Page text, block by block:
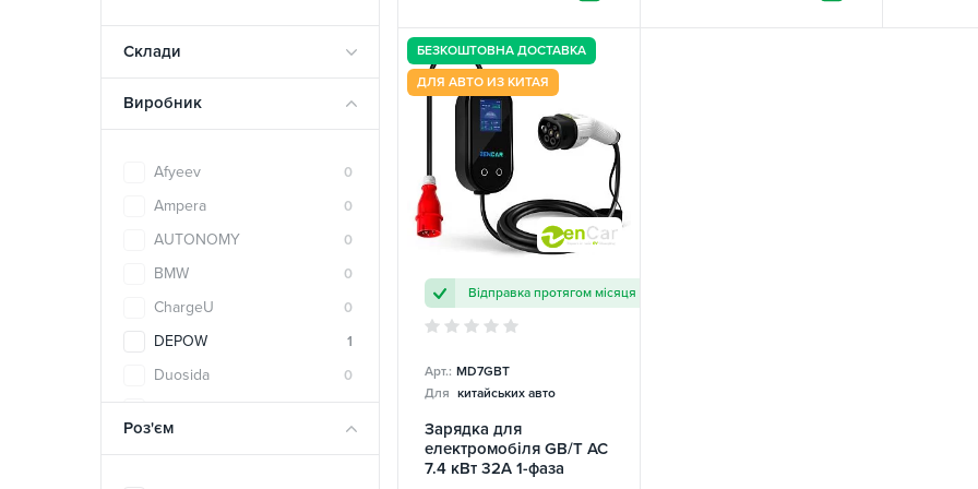
Склади
Виробник
Afyeev 0
Ampera 0
AUTONOMY 0
BMW 0
ChargeU 0
DEPOW 1
Duosida 0
E-LINE 0
Роз'єм
БЕЗКОШТОВНА ДОСТАВКА
ДЛЯ АВТО ИЗ КИТАЯ
Відправка протягом місяця
Арт.: MD7GBT
Для китайських авто
Зарядка для
електромобіля GB/T AC
7.4 кВт 32А 1-фаза